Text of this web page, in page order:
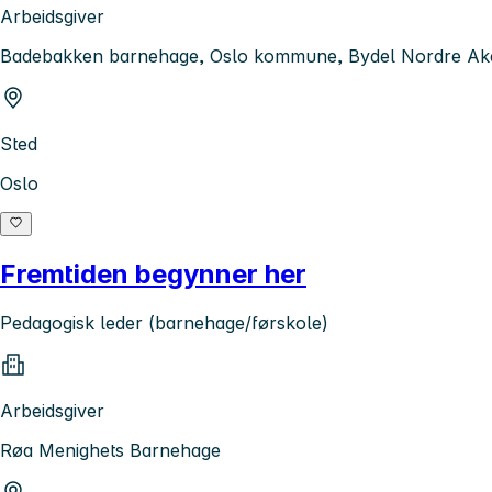
Arbeidsgiver
Badebakken barnehage, Oslo kommune, Bydel Nordre
Sted
Oslo
Fremtiden begynner her
Pedagogisk leder (barnehage/førskole)
Arbeidsgiver
Røa Menighets Barnehage